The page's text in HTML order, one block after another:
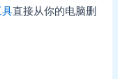
具直接从你的电脑删